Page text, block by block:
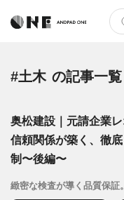
#土木 の記事一覧
奥松建設｜元請企業
信頼関係が築く、徹
制〜後編〜
緻密な検査が導く品質保証